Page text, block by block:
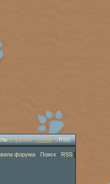
| Группа "Гости" |RSS
форума · Поиск · RSS ]